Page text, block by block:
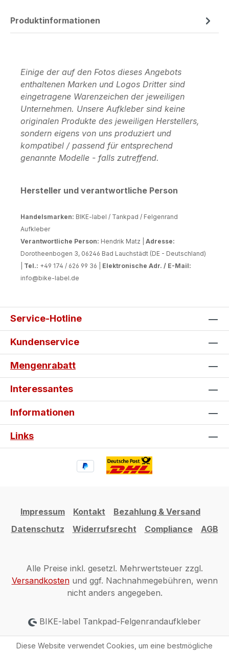
Produktinformationen
Einige der auf den Fotos dieses Angebots
enthaltenen Marken und Logos Dritter sind
eingetragene Warenzeichen der jeweiligen
Unternehmen. Unsere Aufkleber sind keine
originalen Produkte des jeweiligen Herstellers,
sondern eigens von uns produziert und
kompatibel / passend für entsprechend
genannte Modelle - falls zutreffend.
Hersteller und verantwortliche Person
Handelsmarken: BIKE-label / Tankpad / Felgenrand
Aufkleber
Verantwortliche Person: Hendrik Matz | Adresse:
Dorotheenbogen 3, 06246 Bad Lauchstädt (DE - Deutschland)
Tel.: +49 174 / 626 99 36 | Elektronische Adr. / E-Mail:
info@bike-label.de
Service-Hotline
Kundenservice
Mengenrabatt
Interessantes
Informationen
Links
Impressum Kontakt
Bezahlung & Versand
Datenschutz
Widerrufsrecht Compliance AGB
Alle Preise inkl. gesetzl. Mehrwertsteuer zzgl.
Versandkostenund ggf. Nachnahmegebühren, wenn
nicht anders angegeben.
BIKE-label Tankpad-Felgenrandaufkleber
Diese Website verwendet Cookies, um eine bestmögliche